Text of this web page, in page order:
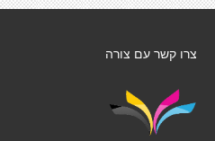
צרו קשר עם צורה